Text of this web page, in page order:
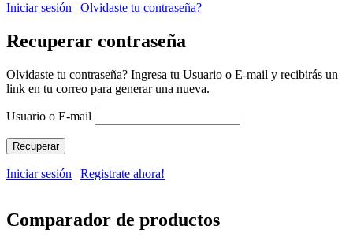
Iniciar sesión | Olvidaste tu contraseña?
Recuperar contraseña
Olvidaste tu contraseña? Ingresa tu Usuario o E-mail y recibirás un
link en tu correo para generar una nueva.
Usuario o E-mail
Iniciar sesión | Registrate ahora!